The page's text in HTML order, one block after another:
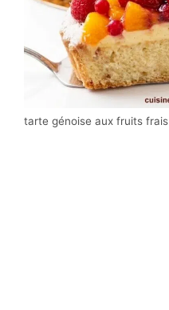
tarte génoise aux fruits frais